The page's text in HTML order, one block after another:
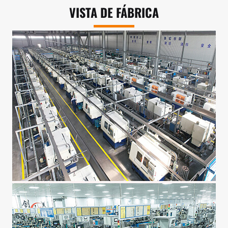
VISTA DE FÁBRICA